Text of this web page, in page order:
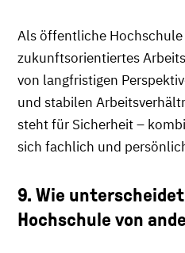
Als öffentliche
zukunftsorientiertes
von langfristigen
und stabilen
steht für Sicherheit –
sich fachlich und
9. Wie
Hochschule von